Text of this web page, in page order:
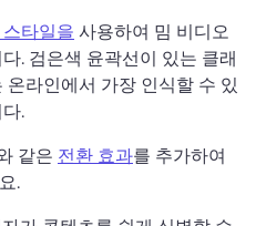
타일을 사용하여 밈 비디오
. 검은색 윤곽선이 있는 클래
라인에서 가장 인식할 수 있
.
같은 전환 효과를 추가하여
.